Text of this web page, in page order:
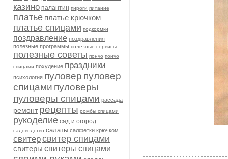
казино палантин пироги питание
платье платье крючком
платье спицами подкормки
поздравление поздравления
полезные программы полезные сервисы
полезные советы пончо пончо
спицами похудение праздники
психология пуловер пуловер
спицами пуловеры
пуловеры спицами рассада
ремонт рецепты ромбы спицами
рукоделие сад и огород
садоводство салаты салфетки крючком
свитерсвитер спицами
свитеры свитеры спицами